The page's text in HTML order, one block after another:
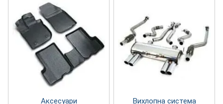
Аксесуари Вихлопна система